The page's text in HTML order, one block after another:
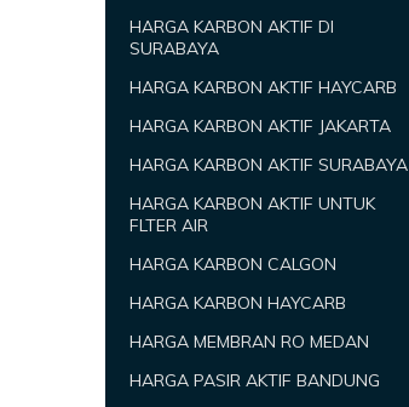
HARGA KARBON AKTIF DI
SURABAYA
HARGA KARBON AKTIF HAYCARB
HARGA KARBON AKTIF JAKARTA
HARGA KARBON AKTIF SURABAYA
HARGA KARBON AKTIF UNTUK
FLTER AIR
HARGA KARBON CALGON
HARGA KARBON HAYCARB
HARGA MEMBRAN RO MEDAN
HARGA PASIR AKTIF BANDUNG